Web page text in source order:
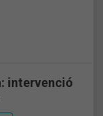
intervenció